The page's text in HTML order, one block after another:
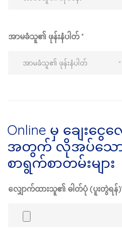
အာမခံသူ၏ ဖုန်းနံပါတ် *
Online မှ ချေးငွေ
အတွက် လိုအပ်သေ
စာရွက်စာတမ်းများ
လျှောက်ထားသူ၏ ဓါတ်ပုံ (ပူးတွဲရန်)*